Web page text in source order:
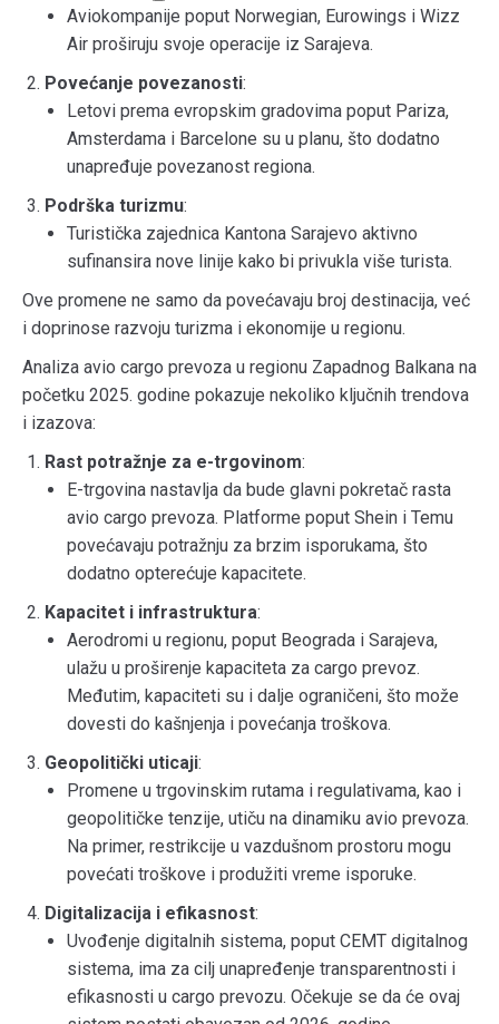
Aviokompanije poput Norwegian, Eurowings i Wizz
Air proširuju svoje operacije iz Sarajeva.
Povećanje povezanosti:
Letovi prema evropskim gradovima poput Pariza,
Amsterdama i Barcelone su u planu, što dodatno
unapređuje povezanost regiona.
Podrška turizmu:
Turistička zajednica Kantona Sarajevo aktivno
sufinansira nove linije kako bi privukla više turista.
Ove promene ne samo da povećavaju broj destinacija, već
i doprinose razvoju turizma i ekonomije u regionu.
Analiza avio cargo prevoza u regionu Zapadnog Balkana na
početku 2025. godine pokazuje nekoliko ključnih trendova
i izazova:
Rast potražnje za e-trgovinom:
E-trgovina nastavlja da bude glavni pokretač rasta
avio cargo prevoza. Platforme poput Shein i Temu
povećavaju potražnju za brzim isporukama, što
dodatno opterećuje kapacitete.
Kapacitet i infrastruktura:
Aerodromi u regionu, poput Beograda i Sarajeva,
ulažu u proširenje kapaciteta za cargo prevoz.
Međutim, kapaciteti su i dalje ograničeni, što može
dovesti do kašnjenja i povećanja troškova.
Geopolitički uticaji:
Promene u trgovinskim rutama i regulativama, kao i
geopolitičke tenzije, utiču na dinamiku avio prevoza.
Na primer, restrikcije u vazdušnom prostoru mogu
povećati troškove i produžiti vreme isporuke.
Digitalizacija i efikasnost:
Uvođenje digitalnih sistema, poput CEMT digitalnog
sistema, ima za cilj unapređenje transparentnosti i
efikasnosti u cargo prevozu. Očekuje se da će ovaj